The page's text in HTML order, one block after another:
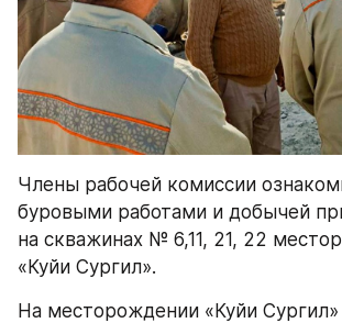
Члены рабочей комиссии
буровыми работами и добычей
на скважинах № 6,11, 21, 22
«Куйи Сургил».
На месторождении «Куйи Сургил»